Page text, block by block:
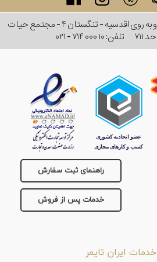
آدرس: تهران - خ پاسداران - رو به روی اقدسیه - تنگستان ۴ - مجتمع حیات
تلفن:۰۲۱ - ۷۱۴ ۰۰۰ ۱۰
راهنمای ثبت سفارش
خدمات پس از فروش
خدمات ایران تایمر